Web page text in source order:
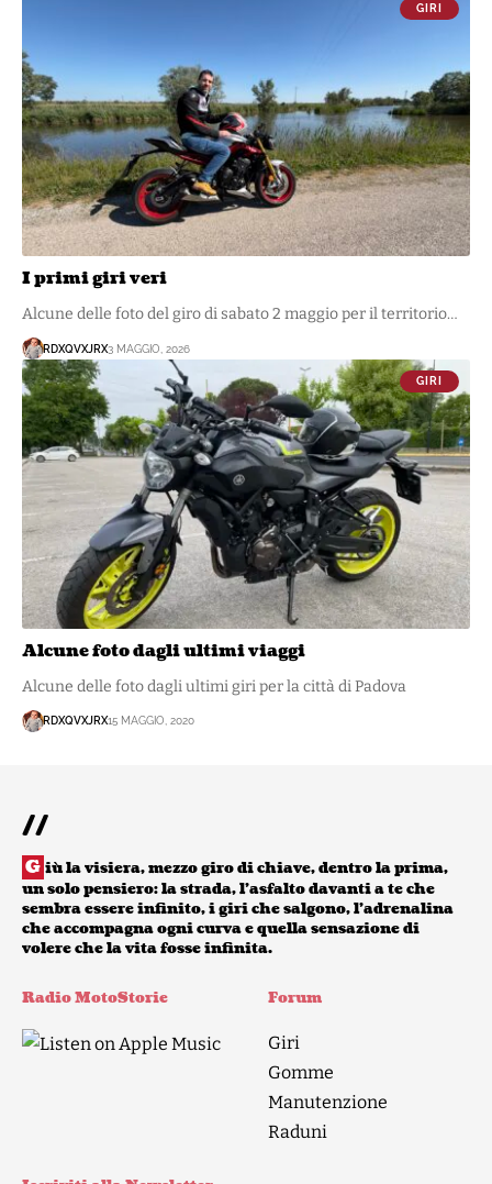
GIRI
I primi giri veri
Alcune delle foto del giro di sabato 2 maggio per il territorio…
RDXQVXJRX3 MAGGIO, 2026
GIRI
Alcune foto dagli ultimi viaggi
Alcune delle foto dagli ultimi giri per la città di Padova
RDXQVXJRX15 MAGGIO, 2020
//
G iù la visiera, mezzo giro di chiave, dentro la prima,
un solo pensiero: la strada, l’asfalto davanti a te che
sembra essere infinito, i giri che salgono, l’adrenalina
che accompagna ogni curva e quella sensazione di
volere che la vita fosse infinita.
Radio MotoStorie Forum
Giri
Gomme
Manutenzione
Raduni